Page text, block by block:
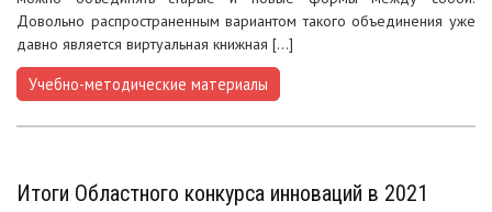
Довольно распространенным вариантом такого объединения уже
давно является виртуальная книжная […]
Учебно-методические материалы
Итоги Областного конкурса инноваций в 2021